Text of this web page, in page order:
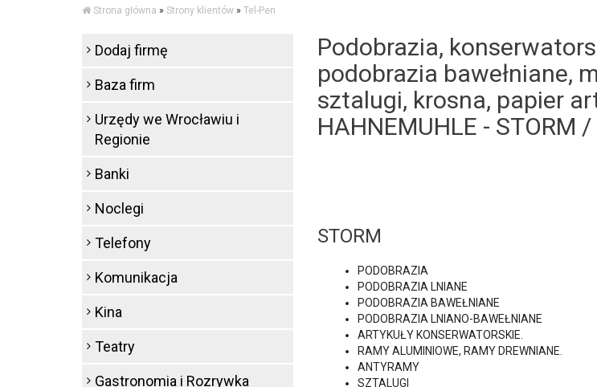
Strona główna » Strony klientów » Tel-Pen
Podobrazia,
podobrazia bawełniane,
sztalugi, krosna, papier
HAHNEMUHLE - STORM /
STORM
PODOBRAZIA
PODOBRAZIA LNIANE
PODOBRAZIA BAWEŁNIANE
PODOBRAZIA LNIANO-BAWEŁNIANE
ARTYKUŁY KONSERWATORSKIE.
RAMY ALUMINIOWE, RAMY DREWNIANE.
ANTYRAMY
SZTALUGI
Dodaj firmę
Baza firm
Urzędy we Wrocławiu i
Regionie
Banki
Noclegi
Telefony
Komunikacja
Kina
Teatry
Gastronomia i Rozrywka